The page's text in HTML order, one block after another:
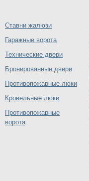
Ставни жалюзи
Гаражные ворота
Технические двери
Бронированные двери
Противопожарные люки
Кровельные люки
Противопожарные
ворота